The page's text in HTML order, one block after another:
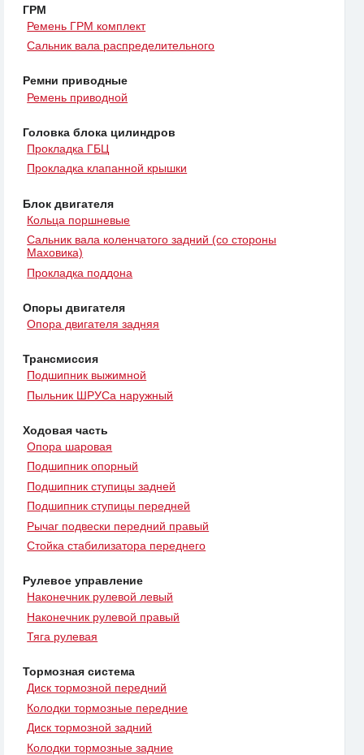
ГРМ
Ремень ГРМ комплект
Сальник вала распределительного
Ремни приводные
Ремень приводной
Головка блока цилиндров
Прокладка ГБЦ
Прокладка клапанной крышки
Блок двигателя
Кольца поршневые
Сальник вала коленчатого задний (со стороны
Маховика)
Прокладка поддона
Опоры двигателя
Опора двигателя задняя
Трансмиссия
Подшипник выжимной
Пыльник ШРУСа наружный
Ходовая часть
Опора шаровая
Подшипник опорный
Подшипник ступицы задней
Подшипник ступицы передней
Рычаг подвески передний правый
Стойка стабилизатора переднего
Рулевое управление
Наконечник рулевой левый
Наконечник рулевой правый
Тяга рулевая
Тормозная система
Диск тормозной передний
Колодки тормозные передние
Диск тормозной задний
Колодки тормозные задние